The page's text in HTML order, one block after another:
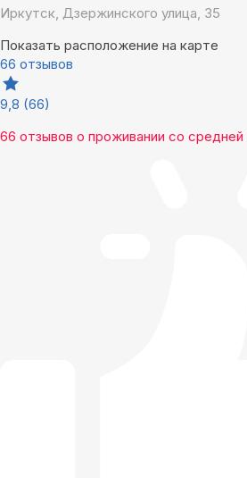
Иркутск, Дзержинского улица, 35
Показать расположение на карте
66 отзывов
9,8 (66)
66 отзывов о проживании со средней